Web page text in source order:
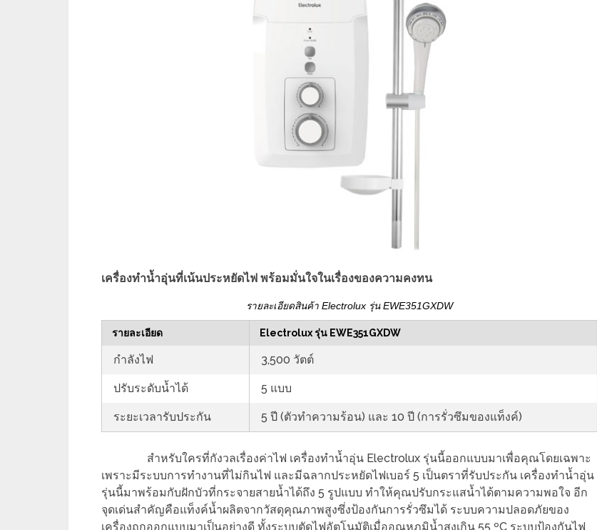
เครื่องทำน้ำอุ่นที่เน้นประหยัดไฟ พร้อมมั่นใจในเรื่องของความคงทน
รายละเอียดสินค้า Electrolux รุ่น EWE351GXDW
รายละเอียด Electrolux รุ่น EWE351GXDW
กำลังไฟ 3,500 วัตต์
ปรับระดับน้ำได้ 5 แบบ
ระยะเวลารับประกัน 5 ปี (ตัวทำความร้อน) และ 10 ปี (การรั่วซึมของแท็งค์)
สำหรับใครที่กังวลเรื่องค่าไฟ เครื่องทำน้ำอุ่น Electrolux รุ่นนี้ออกแบบมาเพื่อคุณโดยเฉพาะ
เพราะมีระบบการทำงานที่ไม่กินไฟ และมีฉลากประหยัดไฟเบอร์ 5 เป็นตราที่รับประกัน เครื่องทำน้ำอุ่น
รุ่นนี้มาพร้อมกับฝักบัวที่กระจายสายน้ำได้ถึง 5 รูปแบบ ทำให้คุณปรับกระแสน้ำได้ตามความพอใจ อีก
จุดเด่นสำคัญคือแท็งค์น้ำผลิตจากวัสดุคุณภาพสูงซึ่งป้องกันการรั่วซึมได้ ระบบความปลอดภัยของ
เครื่องถูกออกแบบมาเป็นอย่างดี ทั้งระบบตัดไฟอัตโนมัติเมื่ออุณหภูมิน้ำสูงเกิน 55 ºC ระบบป้องกันไฟ